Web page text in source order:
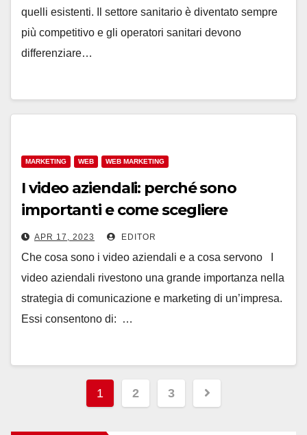
quelli esistenti. Il settore sanitario è diventato sempre
più competitivo e gli operatori sanitari devono
differenziare…
MARKETING WEB WEB MARKETING
I video aziendali: perché sono
importanti e come scegliere
un’agenzia specializzata
APR 17, 2023 EDITOR
Che cosa sono i video aziendali e a cosa servono I
video aziendali rivestono una grande importanza nella
strategia di comunicazione e marketing di un’impresa.
Essi consentono di: …
Paginazione
1 2 3